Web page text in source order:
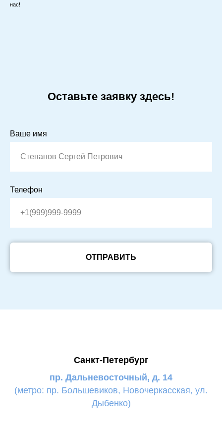
нас!
Оставьте заявку здесь!
Ваше имя
Телефон
ОТПРАВИТЬ
Санкт-Петербург
пр. Дальневосточный, д. 14
(метро: пр. Большевиков, Новочеркасская, ул.
Дыбенко)